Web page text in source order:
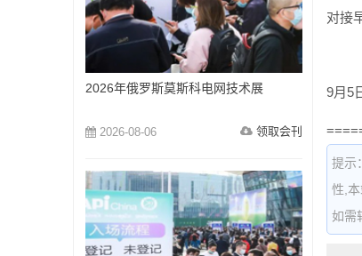
对接
9月5
提示
性,本
如需
2026年俄罗斯莫斯科电网技术展
2026-08-06 领取会刊